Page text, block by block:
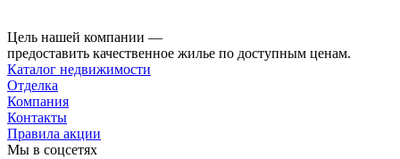
Цель нашей компании —
предоставить качественное жилье по доступным ценам.
Каталог недвижимости
Отделка
Компания
Контакты
Правила акции
Мы в соцсетях